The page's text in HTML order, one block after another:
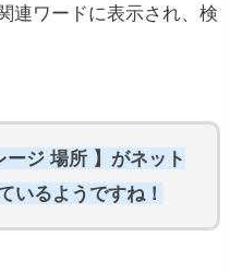
連ワードに表示され、検
ージ 場所 】がネット
いるようですね！